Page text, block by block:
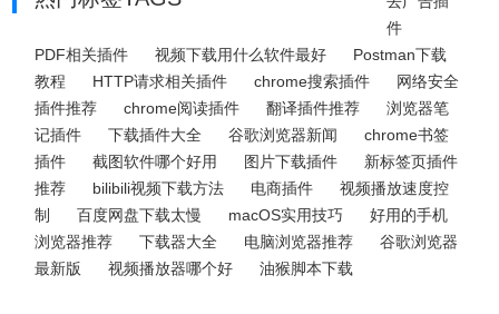
件
PDF相关插件
视频下载用什么软件最好
Postman下载
教程
HTTP请求相关插件 chrome搜索插件
网络安全
插件推荐
chrome阅读插件 翻译插件推荐
浏览器笔
记插件
下载插件大全 谷歌浏览器新闻
chrome书签
插件
截图软件哪个好用 图片下载插件
新标签页插件
推荐
bilibili视频下载方法 电商插件
视频播放速度控
制
百度网盘下载太慢 macOS实用技巧
好用的手机
浏览器推荐
下载器大全 电脑浏览器推荐
谷歌浏览器
最新版
视频播放器哪个好 油猴脚本下载